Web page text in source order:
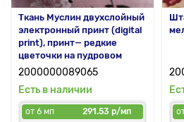
Ткань Муслин двухслойный
электронный принт (digital
print), принт— редкие
цветочки на пудровом
2000000089065
Есть в наличии
от 6 мп
291.53 р/мп